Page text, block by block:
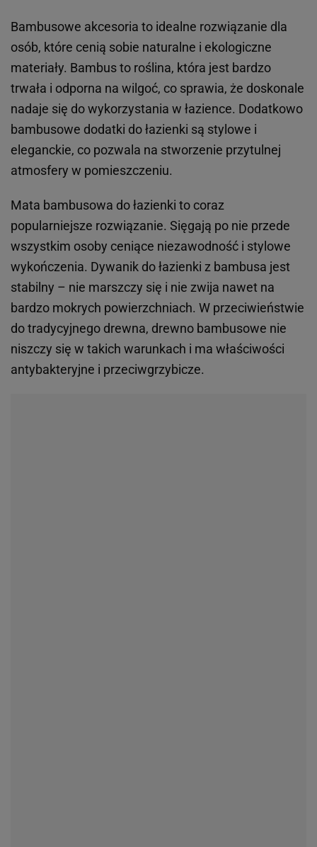
Bambusowe akcesoria to idealne rozwiązanie dla
osób, które cenią sobie naturalne i ekologiczne
materiały. Bambus to roślina, która jest bardzo
trwała i odporna na wilgoć, co sprawia, że doskonale
nadaje się do wykorzystania w łazience. Dodatkowo
bambusowe dodatki do łazienki są stylowe i
eleganckie, co pozwala na stworzenie przytulnej
atmosfery w pomieszczeniu.
Mata bambusowa do łazienki to coraz
popularniejsze rozwiązanie. Sięgają po nie przede
wszystkim osoby ceniące niezawodność i stylowe
wykończenia. Dywanik do łazienki z bambusa jest
stabilny – nie marszczy się i nie zwija nawet na
bardzo mokrych powierzchniach. W przeciwieństwie
do tradycyjnego drewna, drewno bambusowe nie
niszczy się w takich warunkach i ma właściwości
antybakteryjne i przeciwgrzybicze.